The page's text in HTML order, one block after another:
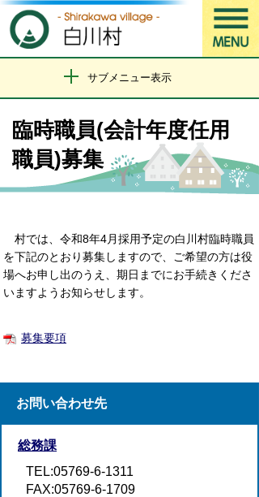
サブメニュー表示
臨時職員(会計年度任用
職員)募集
村では、令和8年4月採用予定の白川村臨時職員
を下記のとおり募集しますので、ご希望の方は役
場へお申し出のうえ、期日までにお手続きくださ
いますようお知らせします。
募集要項
お問い合わせ先
総務課
TEL:05769-6-1311
FAX:05769-6-1709